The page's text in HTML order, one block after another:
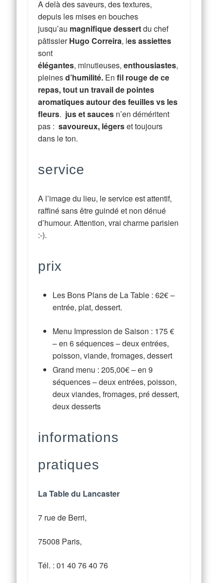
A delà des saveurs, des textures,
depuis les mises en bouches
jusqu’au magnifique dessertdu chef
pâtissierHugo Correira, les assiettes
sont
élégantes, minutieuses,enthousiastes,
pleinesd’humilité. En fil rouge de ce
repas, tout un travail de pointes
aromatiques autour desfeuilles vs les
fleurs. jus et sauces n’en déméritent
pas : savoureux, légerset toujours
dans le ton.
service
A l’image du lieu, le service est attentif,
raffiné sans être guindé et non dénué
d’humour. Attention, vrai charme parisien
:-).
prix
Les Bons Plans de La Table : 62€ –
entrée, plat, dessert.
Menu Impression de Saison : 175€
–en 6 séquences – deux entrées,
poisson, viande, fromages, dessert
Grand menu :205,00€ – en 9
séquences – deux entrées, poisson,
deux viandes, fromages, pré dessert,
deux desserts
informations
pratiques
La Table du Lancaster
7 rue de Berri,
75008 Paris,
Tél. : 01 40 76 40 76